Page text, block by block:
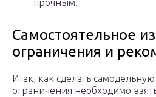
прочным.
Самостоятельное
ограничения и
Итак, как сделать
ограничения необходимо